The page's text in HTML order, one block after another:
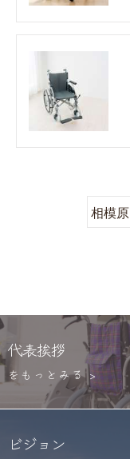
相模原
代表挨拶
をもっとみる >
ビジョン